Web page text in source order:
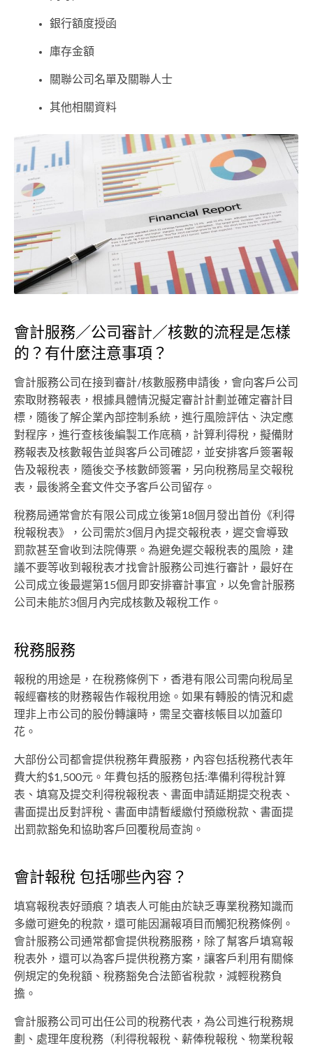
銀行額度授函
庫存金額
關聯公司名單及關聯人士
其他相關資料
會計服務／公司審計／核數的流程是怎樣
的？有什麼注意事項？
會計服務公司在接到審計/核數服務申請後，會向客戶公司
索取財務報表，根據具體情況擬定審計計劃並確定審計目
標，隨後了解企業內部控制系統，進行風險評估、決定應
對程序，進行查核後編製工作底稿，計算利得稅，擬備財
務報表及核數報告並與客戶公司確認，並安排客戶簽署報
告及報稅表，隨後交予核數師簽署，另向稅務局呈交報稅
表，最後將全套文件交予客戶公司留存。
稅務局通常會於有限公司成立後第18個月發出首份《利得
稅報稅表》，公司需於3個月內提交報稅表，遲交會導致
罰款甚至會收到法院傳票。為避免遲交報稅表的風險，建
議不要等收到報稅表才找會計服務公司進行審計，最好在
公司成立後最遲第15個月即安排審計事宜，以免會計服務
公司未能於3個月內完成核數及報稅工作。
稅務服務
報稅的用途是，在稅務條例下，香港有限公司需向稅局呈
報經審核的財務報告作報稅用途。如果有​轉股的情況和​處
理非上市公司的股份轉讓時，需呈交審核帳目以加蓋印
花。
大部份公司都會提供稅務年費服務，內容包括稅務代表年
費大約$1,500元。年費包括的服務包括:準備利得稅計算
表、填寫及提交利得稅報稅表、書面申請延期提交稅表、
書面提出反對評稅、書面申請暫緩繳付預繳稅款、書面提
出罰款豁免和協助客戶回覆稅局查詢。
會計報稅 包括哪些內容？
填寫報稅表好頭痕？填表人可能由於缺乏專業稅務知識而
多繳可避免的稅款，還可能因漏報項目而觸犯稅務條例。
會計服務公司通常都會提供稅務服務，除了幫客戶填寫報
稅表外，還可以為客戶提供稅務方案，讓客戶利用有關條
例規定的免稅額、稅務豁免合法節省稅款，減輕稅務負
擔。
會計服務公司可出任公司的稅務代表，為公司進行稅務規
劃、處理年度稅務（利得稅報稅、薪俸稅報稅、物業稅報